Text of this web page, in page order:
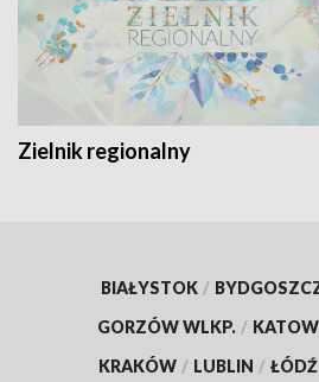
Zielnik regionalny
BIAŁYSTOK /
GORZÓW WLKP. /
KRAKÓW / LUBLIN / ŁÓDŹ